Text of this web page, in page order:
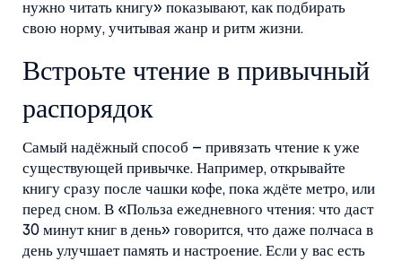
нужно читать книгу» показывают, как подбирать
свою норму, учитывая жанр и ритм жизни.
Встроьте чтение в привычный
распорядок
Самый надёжный способ – привязать чтение к уже
существующей привычке. Например, открывайте
книгу сразу после чашки кофе, пока ждёте метро, или
перед сном. В «Польза ежедневного чтения: что даст
30 минут книг в день» говорится, что даже полчаса в
день улучшает память и настроение. Если у вас есть